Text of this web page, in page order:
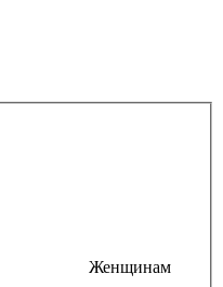
Женщинам